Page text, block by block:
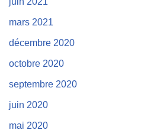
mars 2021
décembre 2020
octobre 2020
septembre 2020
juin 2020
mai 2020